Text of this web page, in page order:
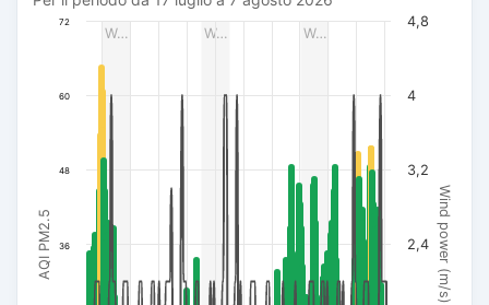
The chart has 1 X axis displaying Data. Data ranges from
The chart has 3 Y axes displaying AQI PM2.5, Wind power
W…
W…
W…
AQI PM2.5 Wind power (m/s)
36
48
60
72
2,4
3,2
4
4,8